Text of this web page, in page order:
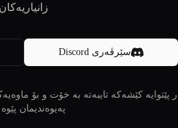
زانیاریەکان
سێرڤەری Discord
پێتوایە کێشەکە تایبەتە بە خۆت و بۆ
پەیوەندیمان